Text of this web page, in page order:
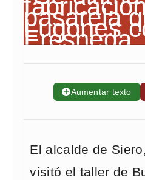
➕Aumentar texto
El alcalde de
visitó el taller de